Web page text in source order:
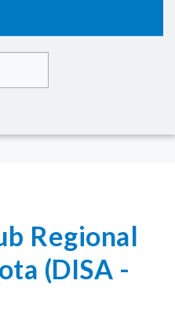
Regional
(DISA -